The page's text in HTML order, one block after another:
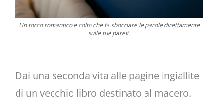
Un tocco romantico e colto che fa sbocciare le parole direttamente
sulle tue pareti.
Dai una seconda vita alle pagine ingiallite
di un vecchio libro destinato al macero.